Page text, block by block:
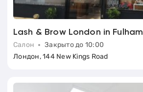
Lash & Brow London in Fulham
Салон
Закрыто до 10:00
Лондон, 144 New Kings Road